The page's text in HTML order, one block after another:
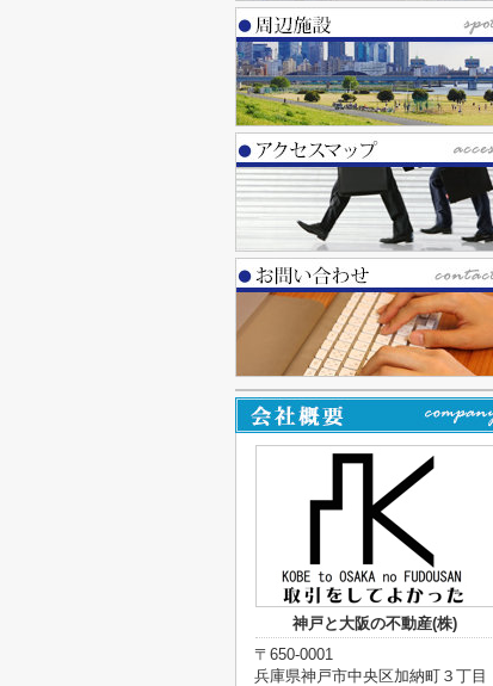
神戸と大阪の不動産(株)
〒650-0001
兵庫県神戸市中央区加納町３丁目